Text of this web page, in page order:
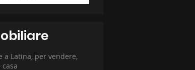
a Latina, per vendere,